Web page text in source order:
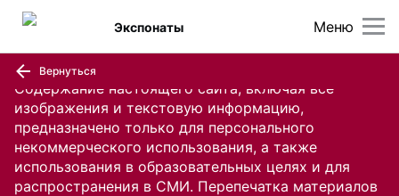
Содержание настоящего сайта, включая все
изображения и текстовую информацию,
предназначено только для персонального
некоммерческого использования, а также
использования в образовательных целях и для
распространения в СМИ. Перепечатка материалов
Меню
Экспонаты
Вернуться